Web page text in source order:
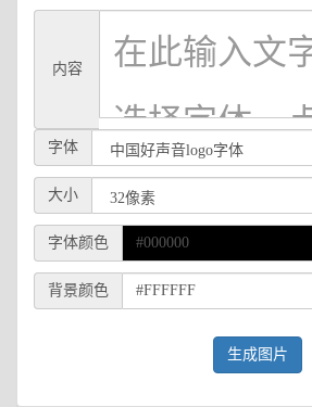
内容
字体
大小
字体颜色
背景颜色
生成图片